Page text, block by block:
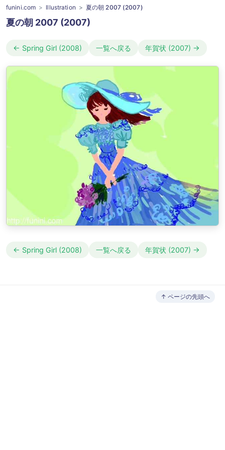
funini.com Illustration 夏の朝 2007 (2007)
夏の朝 2007 (2007)
← Spring Girl (2008) 一覧へ戻る 年賀状 (2007) →
← Spring Girl (2008) 一覧へ戻る 年賀状 (2007) →
↑ ページの先頭へ